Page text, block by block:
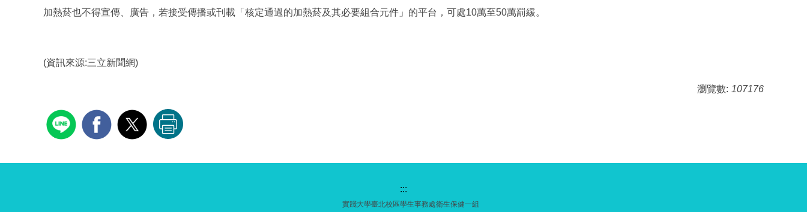
加熱菸也不得宣傳、廣告，若接受傳播或刊載「核定通過的加熱菸及其必要組合元件」的平台，可處10萬至50萬罰緩。
(資訊來源:三立新聞網)
瀏覽數: 107176
:::
實踐大學臺北校區學生事務處衛生保健一組